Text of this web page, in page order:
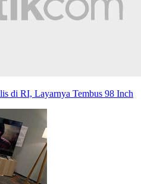
di RI, Layarnya Tembus 98 Inch